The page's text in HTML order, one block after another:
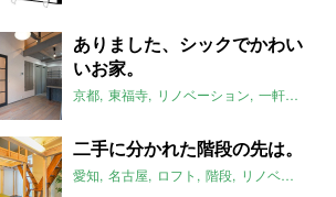
ありました、シックでかわい
いお家。
京都 東福寺 リノベーション 一軒家
二手に分かれた階段の先は。
愛知 名古屋 ロフト 階段 リノベーション